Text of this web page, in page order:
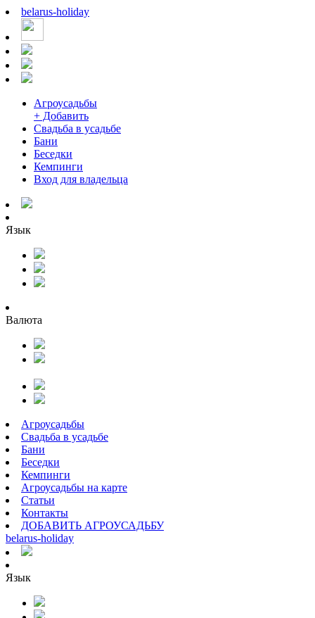
belarus-holiday
Агроусадьбы
+ Добавить
Свадьба в усадьбе
Бани
Беседки
Кемпинги
Вход для владельца
Язык
Валюта
Агроусадьбы
Свадьба в усадьбе
Бани
Беседки
Кемпинги
Агроусадьбы на карте
Статьи
Контакты
ДОБАВИТЬ АГРОУСАДЬБУ
belarus-holiday
Язык